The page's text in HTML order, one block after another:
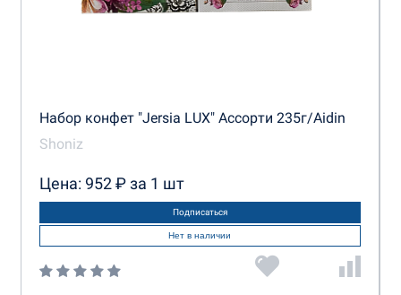
Набор конфет "Jersia LUX" Ассорти 235г/Aidin
Shoniz
Цена: 952 ₽ за 1 шт
Подписаться
Нет в наличии